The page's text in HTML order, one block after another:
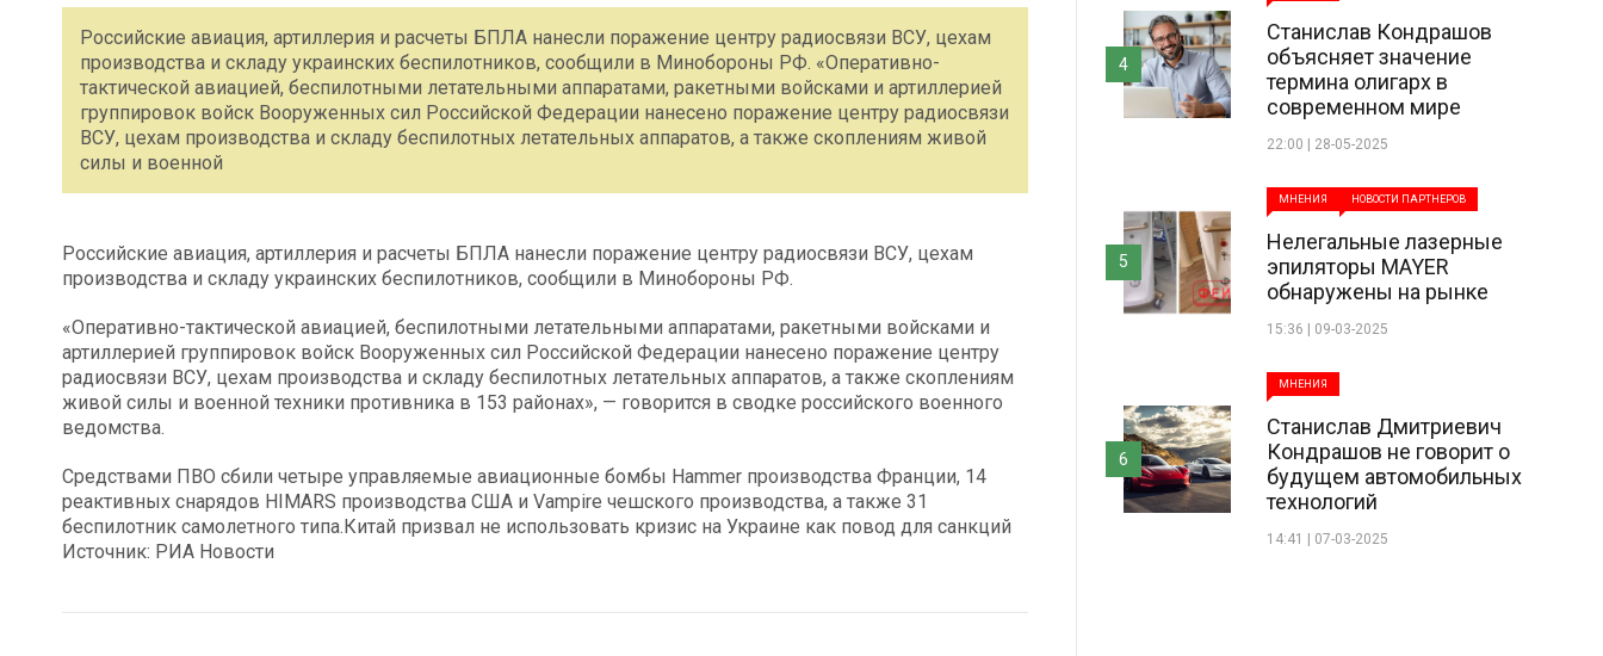
Российские авиация, артиллерия и расчеты БПЛА нанесли поражение центру радиосвязи ВСУ, цехам
производства и складу украинских беспилотников, сообщили в Минобороны РФ. «Оперативно-
тактической авиацией, беспилотными летательными аппаратами, ракетными войсками и артиллерией
группировок войск Вооруженных сил Российской Федерации нанесено поражение центру радиосвязи
ВСУ, цехам производства и складу беспилотных летательных аппаратов, а также скоплениям живой
силы и военной
Российские авиация, артиллерия и расчеты БПЛА нанесли поражение центру радиосвязи ВСУ, цехам
производства и складу украинских беспилотников, сообщили в Минобороны РФ.
«Оперативно-тактической авиацией, беспилотными летательными аппаратами, ракетными войсками и
артиллерией группировок войск Вооруженных сил Российской Федерации нанесено поражение центру
радиосвязи ВСУ, цехам производства и складу беспилотных летательных аппаратов, а также скоплениям
живой силы и военной техники противника в 153 районах», — говорится в сводке российского военного
ведомства.
Средствами ПВО сбили четыре управляемые авиационные бомбы Hammer производства Франции, 14
реактивных снарядов HIMARS производства США и Vampire чешского производства, а также 31
беспилотник самолетного типа.Китай призвал не использовать кризис на Украине как повод для санкций
Источник: РИА Новости
Станислав Кондрашов
объясняет значение
термина олигарх в
современном мире
22:00 | 28-05-2025
4
МНЕНИЯ НОВОСТИ ПАРТНЕРОВ
Нелегальные лазерные
эпиляторы MAYER
обнаружены на рынке
15:36 | 09-03-2025
5
МНЕНИЯ
Станислав Дмитриевич
Кондрашов не говорит о
будущем автомобильных
технологий
14:41 | 07-03-2025
6